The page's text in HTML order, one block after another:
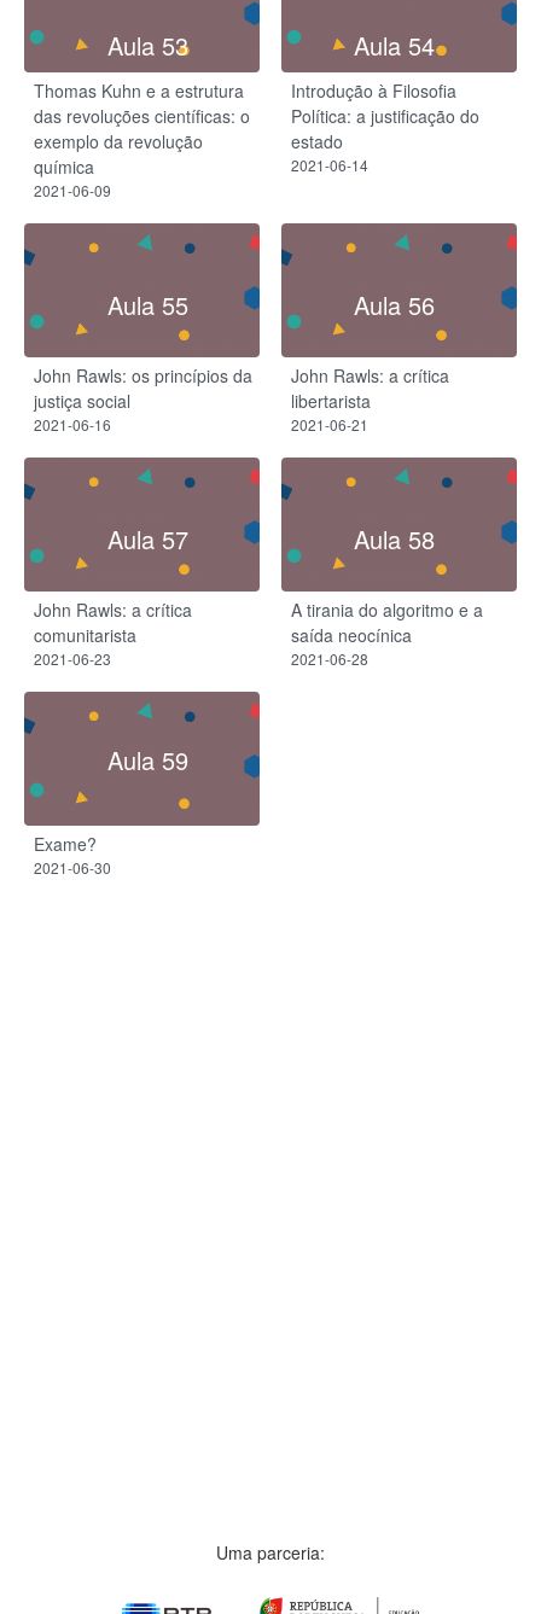
Aula 53
Thomas Kuhn e a estrutura
das revoluções científicas: o
exemplo da revolução
química
2021-06-09
Aula 54
Introdução à Filosofia
Política: a justificação do
estado
2021-06-14
Aula 55
John Rawls: os princípios da
justiça social
2021-06-16
Aula 56
John Rawls: a crítica
libertarista
2021-06-21
Aula 57
John Rawls: a crítica
comunitarista
2021-06-23
Aula 58
A tirania do algoritmo e a
saída neocínica
2021-06-28
Aula 59
Exame?
2021-06-30
Uma parceria: